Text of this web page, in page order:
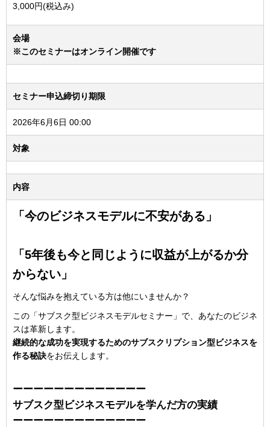
3,000円(税込み)
会場
※このセミナーはオンライン開催です
セミナー申込締切り期限
2026年6月6日 00:00
対象
内容
「今のビジネスモデルに不安がある」
「5年後も今と同じように収益が上がるか分
からない」
そんな悩みを抱えている方は他にいませんか？
この「サブスク型ビジネスモデルセミナー」で、あなたのビジネ
スは革新します。
継続的な成功を実現するためのサブスクリプション型ビジネスを
作る秘訣をお伝えします。
ーーーーーーーーーーーーー
サブスク型ビジネスモデルを学んだ方の実績
ーーーーーーーーーーーーー